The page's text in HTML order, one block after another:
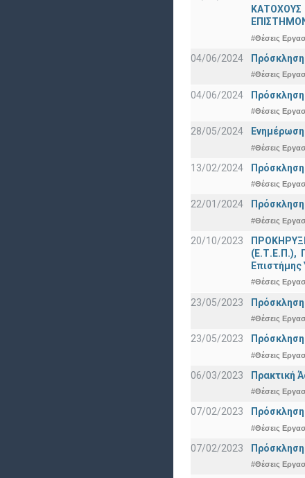
#Θέσεις
04/06/2024
#Θέσεις
04/06/2024
#Θέσεις
28/05/2024
#Θέσεις
13/02/2024
#Θέσεις
22/01/2024
#Θέσεις
20/10/2023
(Ε.Τ.Ε.Π.),
#Θέσεις
23/05/2023 Πρόσκληση
#Θέσεις
23/05/2023
#Θέσεις
06/03/2023 Πρακτική
#Θέσεις
07/02/2023
#Θέσεις
07/02/2023
#Θέσεις